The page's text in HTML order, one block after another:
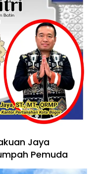
Jaya
Pemuda